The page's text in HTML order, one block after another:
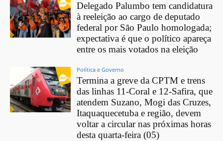
Delegado Palumbo tem candidatura
à reeleição ao cargo de deputado
federal por São Paulo homologada;
expectativa é que o político apareça
entre os mais votados na eleição
Política e Governo
Termina a greve da CPTM e trens
das linhas 11-Coral e 12-Safira, que
atendem Suzano, Mogi das Cruzes,
Itaquaquecetuba e região, devem
voltar a circular nas próximas horas
desta quarta-feira (05)